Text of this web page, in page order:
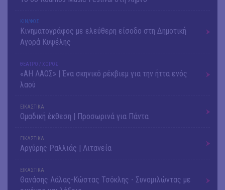
ΚΙΝ/ΦΟΣ
Κινηματογράφος με ελεύθερη είσοδο στη Δημοτική
Αγορά Κυψέλης
ΘΕΑΤΡΟ / ΧΟΡΟΣ
«ΑΗ ΛΑΟΣ» | Ένα σκηνικό ρέκβιεμ για την ήττα ενός
λαού
ΕΙΚΑΣΤΙΚΑ
Ομαδική έκθεση | Προσωρινά για Πάντα
ΕΙΚΑΣΤΙΚΑ
Αργύρης Ραλλιάς | Λιτανεία
ΕΙΚΑΣΤΙΚΑ
Θανάσης Λάλας-Κώστας Τσόκλης - Συνομιλώντας με